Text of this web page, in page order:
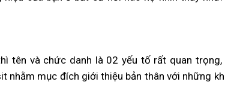
tên và chức danh là 02 yếu tố rất quan
nhằm mục đích giới thiệu bản thân với những